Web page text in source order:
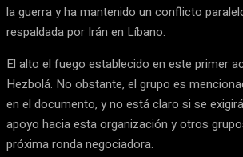
la guerra y ha mantenido un conflicto
respaldada por Irán en Líbano.
El alto el fuego establecido en este primer
Hezbolá. No obstante, el grupo es
en el documento, y no está claro si se
apoyo hacia esta organización y otros
próxima ronda negociadora.